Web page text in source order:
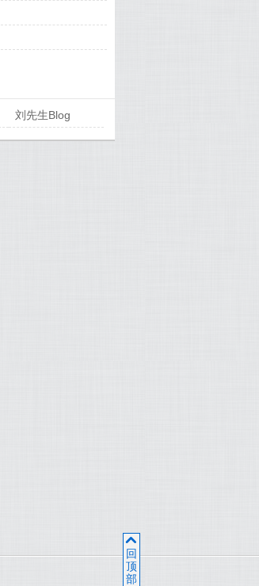
刘先生Blog
Ɣ
回
顶
部